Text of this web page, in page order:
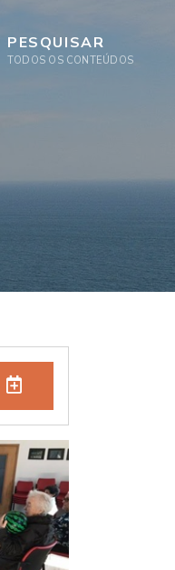
PESQUISAR
TODOS OS CONTEÚDOS